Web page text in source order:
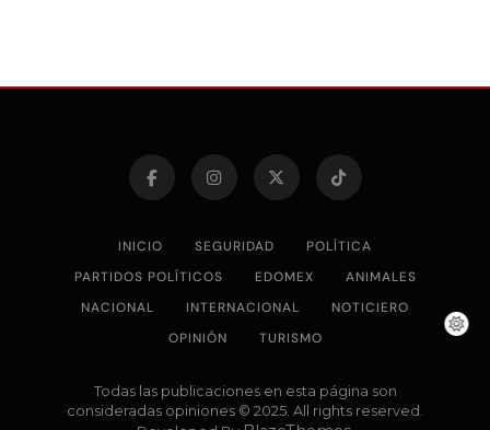
INICIO SEGURIDAD
POLÍTICA
PARTIDOS POLÍTICOS
EDOMEX
ANIMALES
NACIONAL
INTERNACIONAL
NOTICIERO
OPINIÓN
TURISMO
Todas las publicaciones en esta página son
consideradas opiniones © 2025. All rights reserved.